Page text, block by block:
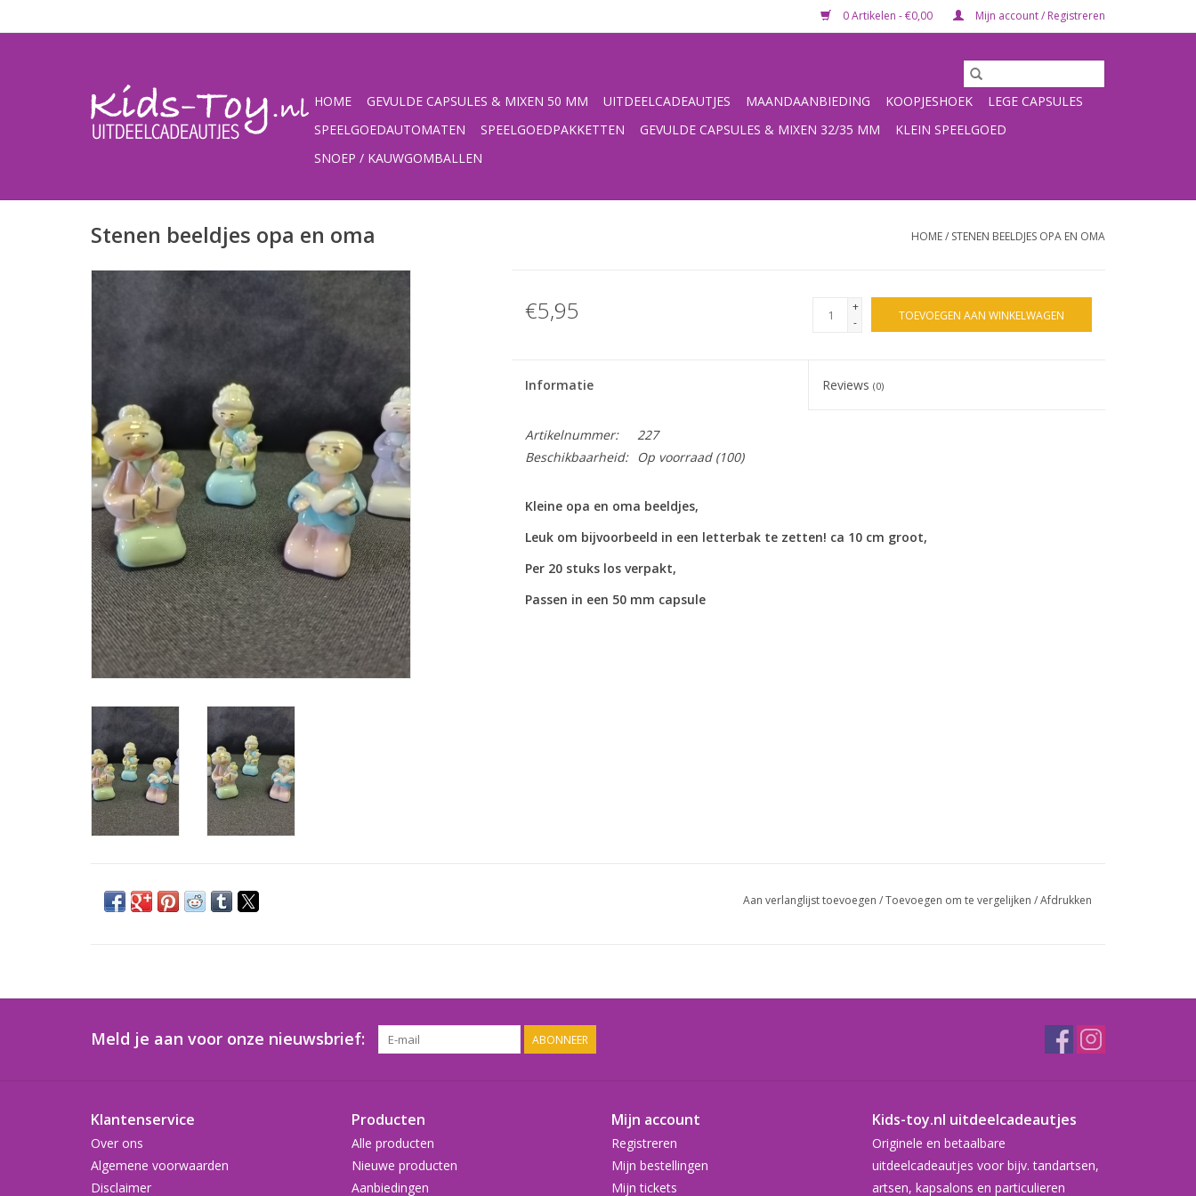
0 Artikelen - €0,00 Mijn account / Registreren
HOME GEVULDE CAPSULES & MIXEN 50 MM UITDEELCADEAUTJES MAANDAANBIEDING KOOPJESHOEK
LEGE CAPSULES
SPEELGOEDAUTOMATEN
SPEELGOEDPAKKETTEN GEVULDE CAPSULES & MIXEN 32/35 MM
KLEIN SPEELGOED
SNOEP / KAUWGOMBALLEN
Stenen beeldjes opa en oma HOME/ STENEN BEELDJES OPA EN OMA
€5,95
+
-
TOEVOEGEN AAN WINKELWAGEN
Informatie Reviews(0)
Artikelnummer:
227
Beschikbaarheid:
Op voorraad(100)
Kleine opa en oma beeldjes,
Leuk om bijvoorbeeld in een letterbak te zetten! ca 10 cm groot,
Per 20 stuks los verpakt,
Passen in een 50 mm capsule
Aan verlanglijst toevoegen /Toevoegen om te vergelijken /Afdrukken
Meld je aan voor onze nieuwsbrief: ABONNEER
Klantenservice
Over ons
Algemene voorwaarden
Disclaimer
Producten
Alle producten
Nieuwe producten
Aanbiedingen
Mijn account
Registreren
Mijn bestellingen
Mijn tickets
Kids-toy.nl uitdeelcadeautjes
Originele en betaalbare
uitdeelcadeautjes voor bijv. tandartsen,
artsen, kapsalons en particulieren